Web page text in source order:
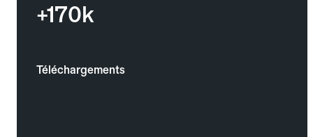
+170k
Téléchargements